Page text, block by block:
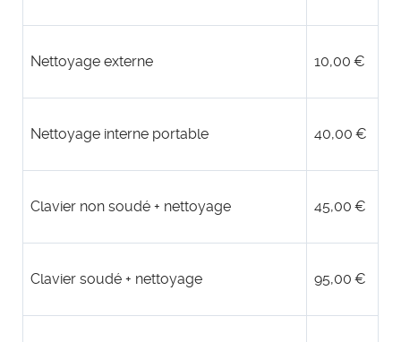
Nettoyage externe 10,00 €
Nettoyage interne portable 40,00 €
Clavier non soudé + nettoyage 45,00 €
Clavier soudé + nettoyage 95,00 €